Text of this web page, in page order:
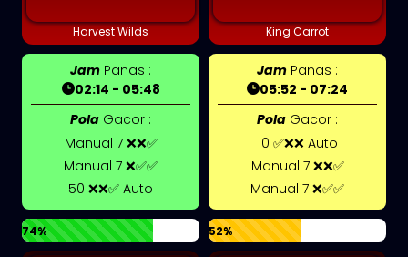
Harvest Wilds
Jam Panas :
02:14 - 05:48
Pola Gacor :
Manual 7 ❌❌✅
Manual 7 ❌✅✅
50 ❌❌✅ Auto
74%
King Carrot
Jam Panas :
05:52 - 07:24
Pola Gacor :
10 ✅❌❌ Auto
Manual 7 ❌❌✅
Manual 7 ❌✅✅
52%